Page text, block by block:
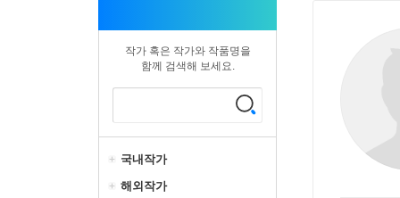
작가 혹은 작가와 작품명을
함께 검색해 보세요.
국내작가
해외작가